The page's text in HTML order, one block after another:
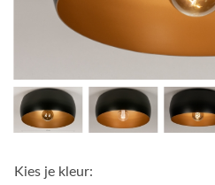
Kies je kleur: